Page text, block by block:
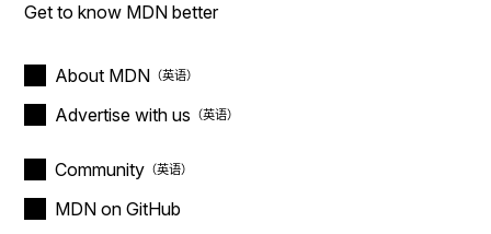
Get to know MDN better
About MDN
Advertise with us
Community
MDN on GitHub